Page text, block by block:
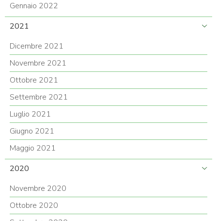
Gennaio 2022
2021
Dicembre 2021
Novembre 2021
Ottobre 2021
Settembre 2021
Luglio 2021
Giugno 2021
Maggio 2021
2020
Novembre 2020
Ottobre 2020